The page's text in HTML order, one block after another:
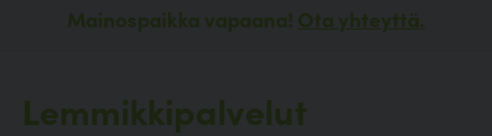
Mainospaikka vapaana! Ota yhteyttä.
Lemmikkipalvelut